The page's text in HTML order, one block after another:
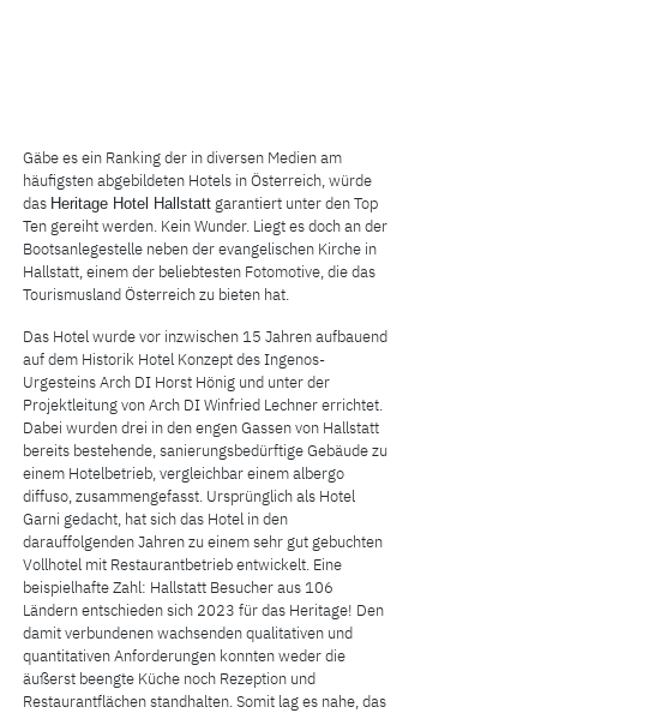
Gäbe es ein Ranking der in diversen Medien am
häufigsten abgebildeten Hotels in Österreich, würde
das Heritage Hotel Hallstatt garantiert unter den Top
Ten gereiht werden. Kein Wunder. Liegt es doch an der
Bootsanlegestelle neben der evangelischen Kirche in
Hallstatt, einem der beliebtesten Fotomotive, die das
Tourismusland Österreich zu bieten hat.
Das Hotel wurde vor inzwischen 15 Jahren aufbauend
auf dem Historik Hotel Konzept des Ingenos-
Urgesteins Arch DI Horst Hönig und unter der
Projektleitung von Arch DI Winfried Lechner errichtet.
Dabei wurden drei in den engen Gassen von Hallstatt
bereits bestehende, sanierungsbedürftige Gebäude zu
einem Hotelbetrieb, vergleichbar einem albergo
diffuso, zusammengefasst. Ursprünglich als Hotel
Garni gedacht, hat sich das Hotel in den
darauffolgenden Jahren zu einem sehr gut gebuchten
Vollhotel mit Restaurantbetrieb entwickelt. Eine
beispielhafte Zahl: Hallstatt Besucher aus 106
Ländern entschieden sich 2023 für das Heritage! Den
damit verbundenen wachsenden qualitativen und
quantitativen Anforderungen konnten weder die
äußerst beengte Küche noch Rezeption und
Restaurantflächen standhalten. Somit lag es nahe, das